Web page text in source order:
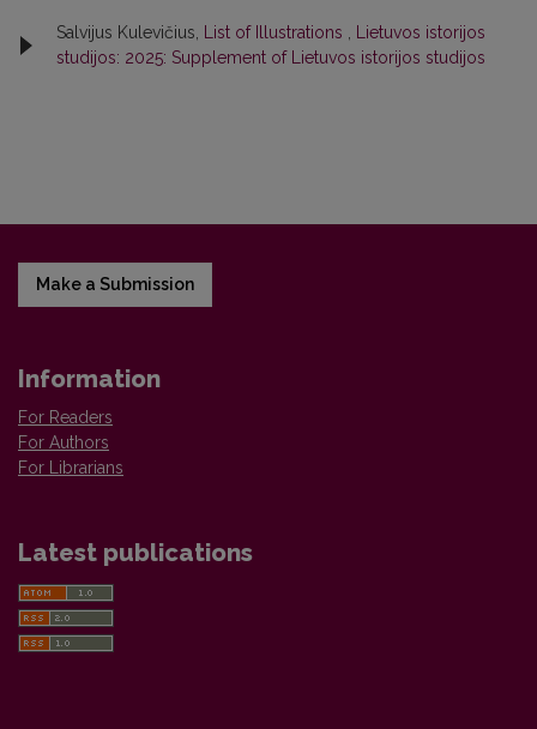
Salvijus Kulevičius, List of Illustrations
Lietuvos istorijos
studijos: 2025: Supplement of Lietuvos istorijos studijos
Make a Submission
Information
For Readers
For Authors
For Librarians
Latest publications